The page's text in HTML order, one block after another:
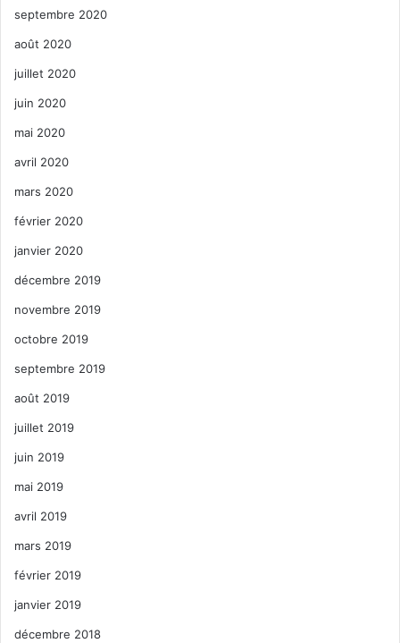
septembre 2020
août 2020
juillet 2020
juin 2020
mai 2020
avril 2020
mars 2020
février 2020
janvier 2020
décembre 2019
novembre 2019
octobre 2019
septembre 2019
août 2019
juillet 2019
juin 2019
mai 2019
avril 2019
mars 2019
février 2019
janvier 2019
décembre 2018